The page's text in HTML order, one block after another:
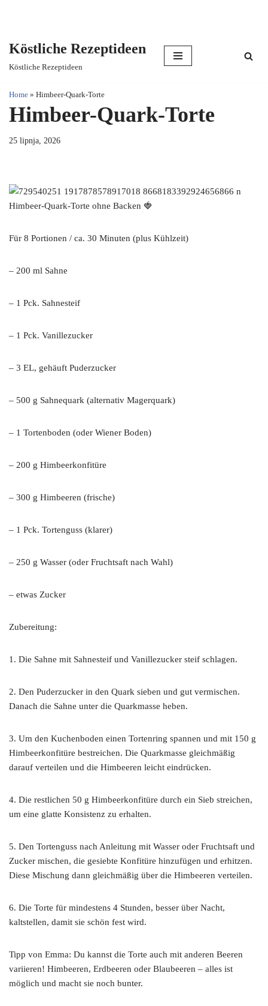
content
Köstliche Rezeptideen
Köstliche Rezeptideen
Home » Himbeer-Quark-Torte
Himbeer-Quark-Torte
25 lipnja, 2026
Himbeer-Quark-Torte ohne Backen 🍓
Für 8 Portionen / ca. 30 Minuten (plus Kühlzeit)
– 200 ml Sahne
– 1 Pck. Sahnesteif
– 1 Pck. Vanillezucker
– 3 EL, gehäuft Puderzucker
– 500 g Sahnequark (alternativ Magerquark)
– 1 Tortenboden (oder Wiener Boden)
– 200 g Himbeerkonfitüre
– 300 g Himbeeren (frische)
– 1 Pck. Tortenguss (klarer)
– 250 g Wasser (oder Fruchtsaft nach Wahl)
– etwas Zucker
Zubereitung:
1. Die Sahne mit Sahnesteif und Vanillezucker steif schlagen.
2. Den Puderzucker in den Quark sieben und gut vermischen.
Danach die Sahne unter die Quarkmasse heben.
3. Um den Kuchenboden einen Tortenring spannen und mit 150 g
Himbeerkonfitüre bestreichen. Die Quarkmasse gleichmäßig
darauf verteilen und die Himbeeren leicht eindrücken.
4. Die restlichen 50 g Himbeerkonfitüre durch ein Sieb streichen,
um eine glatte Konsistenz zu erhalten.
5. Den Tortenguss nach Anleitung mit Wasser oder Fruchtsaft und
Zucker mischen, die gesiebte Konfitüre hinzufügen und erhitzen.
Diese Mischung dann gleichmäßig über die Himbeeren verteilen.
6. Die Torte für mindestens 4 Stunden, besser über Nacht,
kaltstellen, damit sie schön fest wird.
Tipp von Emma: Du kannst die Torte auch mit anderen Beeren
variieren! Himbeeren, Erdbeeren oder Blaubeeren – alles ist
möglich und macht sie noch bunter.